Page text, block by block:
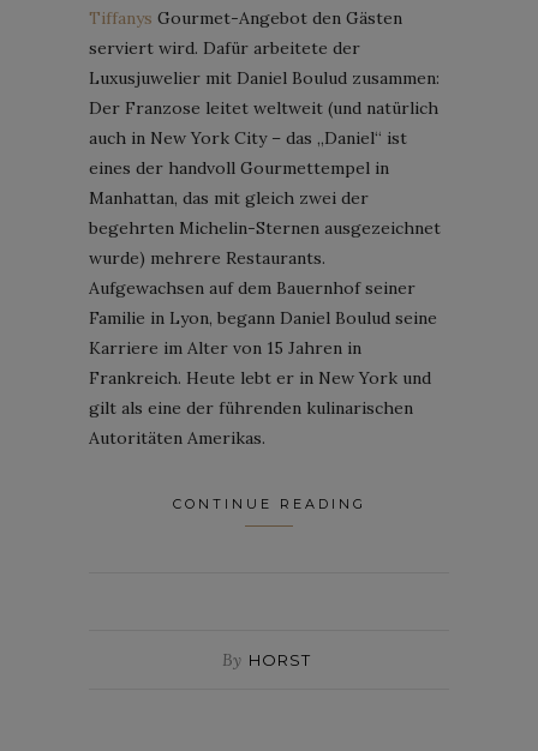
Tiffanys Gourmet-Angebot den Gästen
serviert wird. Dafür arbeitete der
Luxusjuwelier mit Daniel Boulud zusammen:
Der Franzose leitet weltweit (und natürlich
auch in New York City – das „Daniel“ ist
eines der handvoll Gourmettempel in
Manhattan, das mit gleich zwei der
begehrten Michelin-Sternen ausgezeichnet
wurde) mehrere Restaurants.
Aufgewachsen auf dem Bauernhof seiner
Familie in Lyon, begann Daniel Boulud seine
Karriere im Alter von 15 Jahren in
Frankreich. Heute lebt er in New York und
gilt als eine der führenden kulinarischen
Autoritäten Amerikas.
CONTINUE READING
By HORST